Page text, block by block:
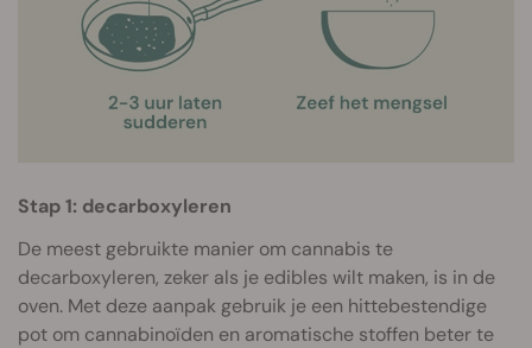
Stap 1: decarboxyleren
De meest gebruikte manier om cannabis te
decarboxyleren, zeker als je edibles wilt maken, is in de
oven. Met deze aanpak gebruik je een hittebestendige
pot om cannabinoïden en aromatische stoffen beter te